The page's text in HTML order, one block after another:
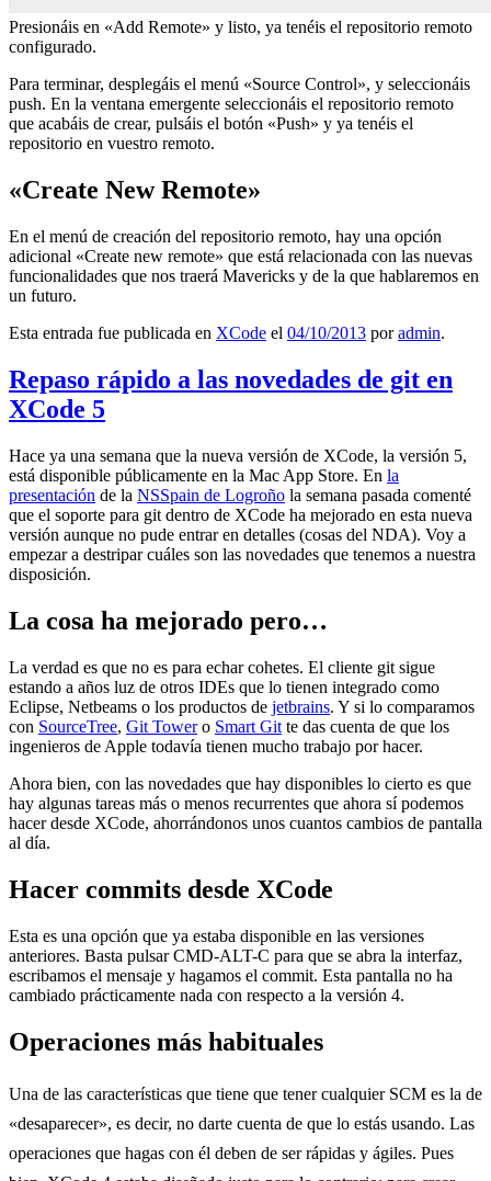
Presionáis en «Add Remote» y listo, ya tenéis el repositorio remoto
configurado.
Para terminar, desplegáis el menú «Source Control», y seleccionáis
push. En la ventana emergente seleccionáis el repositorio remoto
que acabáis de crear, pulsáis el botón «Push» y ya tenéis el
repositorio en vuestro remoto.
«Create New Remote»
En el menú de creación del repositorio remoto, hay una opción
adicional «Create new remote» que está relacionada con las nuevas
funcionalidades que nos traerá Mavericks y de la que hablaremos en
un futuro.
Esta entrada fue publicada en XCode el 04/10/2013 poradmin.
Repaso rápido a las novedades de git en
XCode 5
Hace ya una semana que la nueva versión de XCode, la versión 5,
está disponible públicamente en la Mac App Store. En la
presentación de la NSSpain de Logroño la semana pasada comenté
que el soporte para git dentro de XCode ha mejorado en esta nueva
versión aunque no pude entrar en detalles (cosas del NDA). Voy a
empezar a destripar cuáles son las novedades que tenemos a nuestra
disposición.
La cosa ha mejorado pero…
La verdad es que no es para echar cohetes. El cliente git sigue
estando a años luz de otros IDEs que lo tienen integrado como
Eclipse, Netbeams o los productos de jetbrains. Y si lo comparamos
con SourceTree, Git Towero Smart Git te das cuenta de que los
ingenieros de Apple todavía tienen mucho trabajo por hacer.
Ahora bien, con las novedades que hay disponibles lo cierto es que
hay algunas tareas más o menos recurrentes que ahora sí podemos
hacer desde XCode, ahorrándonos unos cuantos cambios de pantalla
al día.
Hacer commits desde XCode
Esta es una opción que ya estaba disponible en las versiones
anteriores. Basta pulsar CMD-ALT-C para que se abra la interfaz,
escribamos el mensaje y hagamos el commit. Esta pantalla no ha
cambiado prácticamente nada con respecto a la versión 4.
Operaciones más habituales
Una de las características que tiene que tener cualquier SCM es la de
«desaparecer», es decir, no darte cuenta de que lo estás usando. Las
operaciones que hagas con él deben de ser rápidas y ágiles. Pues